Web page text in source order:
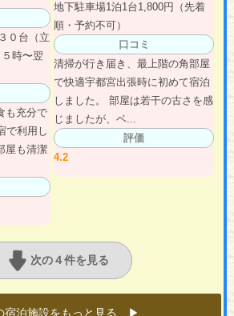
０台（立
時〜翌
も充分で
で利用し
屋も清潔
地下駐車場1泊1台1,800円（先着
順・予約不可）
口コミ
清掃が行き届き、最上階の角部屋
で快適宇都宮出張時に初めて宿泊
しました。 部屋は若干の古さを感
じましたが、ベ...
評価
4.2
次の４件を見る
宿泊施設をもっと見る ▶︎